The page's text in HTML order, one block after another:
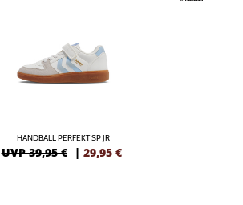
HANDBALL PERFEKT SP JR
UVP 39,95 € | 29,95 €